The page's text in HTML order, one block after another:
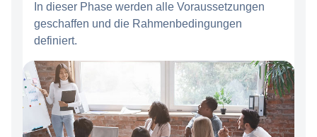
In dieser Phase werden alle Voraussetzungen
geschaffen und die Rahmenbedingungen
definiert.